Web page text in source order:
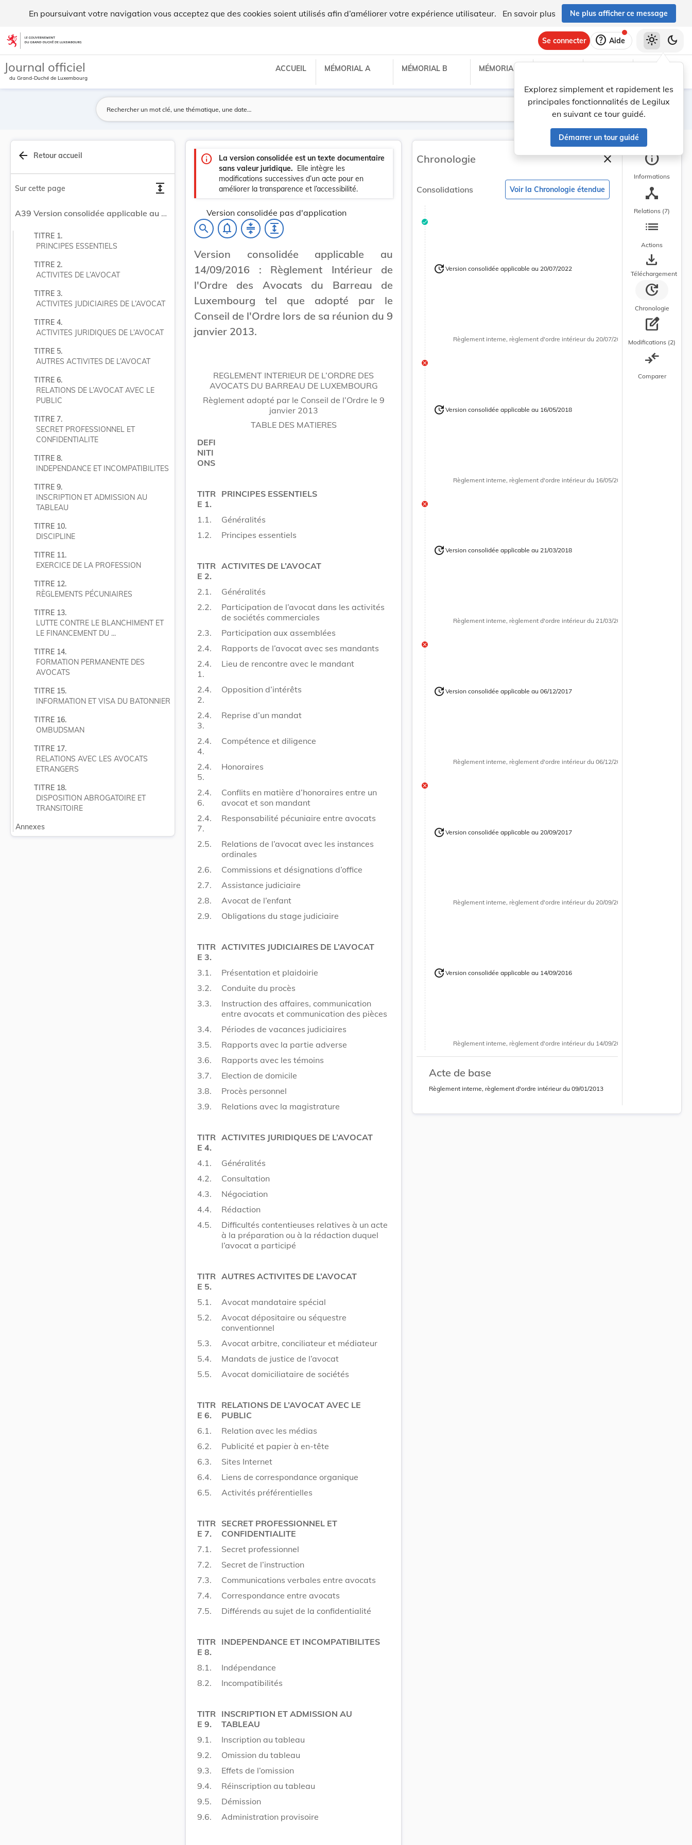
En poursuivant votre navigation vous acceptez que des cookies soient utilisés afin d’améliorer votre expérience utilisateur. En savoir plus Ne plus afficher ce message
Aller au contenu
Se connecter help Aide
Explorez simplement et rapidement les
principales fonctionnalités de Legilux
en suivant ce tour guidé.
Démarrer un tour guidé
light_mode dark_mode
Journal officiel
du Grand-Duché de Luxembourg
ACCUEIL MÉMORIAL A MÉMORIAL B MÉMORIAL C
Lancer la recherche
Filtres
arrow_back Retour accueil
Sur cette page expand
A39 Version consolidée applicable au 14/09/2016 : Règlement Intérieur de l'Ordre des Avocats du Barreau de Luxembourg tel que adopté par le Conseil de l'Ordre lors de sa réunion du 9 janvier 2013.
TITRE 1.
PRINCIPES ESSENTIELS
TITRE 2.
ACTIVITES DE L’AVOCAT
TITRE 3.
ACTIVITES JUDICIAIRES DE L’AVOCAT
TITRE 4.
ACTIVITES JURIDIQUES DE L’AVOCAT
TITRE 5.
AUTRES ACTIVITES DE L’AVOCAT
TITRE 6.
RELATIONS DE L’AVOCAT AVEC LE
PUBLIC
TITRE 7.
SECRET PROFESSIONNEL ET
CONFIDENTIALITE
TITRE 8.
INDEPENDANCE ET INCOMPATIBILITES
TITRE 9.
INSCRIPTION ET ADMISSION AU
TABLEAU
TITRE 10.
DISCIPLINE
TITRE 11.
EXERCICE DE LA PROFESSION
TITRE 12.
RÈGLEMENTS PÉCUNIAIRES
TITRE 13.
LUTTE CONTRE LE BLANCHIMENT ET
LE FINANCEMENT DU ...
TITRE 14.
FORMATION PERMANENTE DES
AVOCATS
TITRE 15.
INFORMATION ET VISA DU BATONNIER
TITRE 16.
OMBUDSMAN
TITRE 17.
RELATIONS AVEC LES AVOCATS
ETRANGERS
TITRE 18.
DISPOSITION ABROGATOIRE ET
TRANSITOIRE
Annexes
info
La version consolidée est un texte documentaire
sans valeur juridique. Elle intègre les
modifications successives d’un acte pour en
améliorer la transparence et l’accessibilité.
Version consolidée pas d'application
search notifications_none compress expand
Version consolidée applicable au
14/09/2016 : Règlement Intérieur de
l'Ordre des Avocats du Barreau de
Luxembourg tel que adopté par le
Conseil de l'Ordre lors de sa réunion du 9
janvier 2013.
REGLEMENT INTERIEUR DE L’ORDRE DES
AVOCATS DU BARREAU DE LUXEMBOURG
Règlement adopté par le Conseil de l’Ordre le 9
janvier 2013
TABLE DES MATIERES
DEFI
NITI
ONS
TITR
E 1.
PRINCIPES ESSENTIELS
1.1.
Généralités
1.2.
Principes essentiels
TITR
E 2.
ACTIVITES DE L’AVOCAT
2.1.
Généralités
2.2.
Participation de l’avocat dans les activités
de sociétés commerciales
2.3.
Participation aux assemblées
2.4.
Rapports de l’avocat avec ses mandants
2.4.
1.
Lieu de rencontre avec le mandant
2.4.
2.
Opposition d’intérêts
2.4.
3.
Reprise d’un mandat
2.4.
4.
Compétence et diligence
2.4.
5.
Honoraires
2.4.
6.
Conflits en matière d’honoraires entre un
avocat et son mandant
2.4.
7.
Responsabilité pécuniaire entre avocats
2.5.
Relations de l’avocat avec les instances
ordinales
2.6.
Commissions et désignations d’office
2.7.
Assistance judiciaire
2.8.
Avocat de l’enfant
2.9.
Obligations du stage judiciaire
TITR
E 3.
ACTIVITES JUDICIAIRES DE L’AVOCAT
3.1.
Présentation et plaidoirie
3.2.
Conduite du procès
3.3.
Instruction des affaires, communication
entre avocats et communication des pièces
3.4.
Périodes de vacances judiciaires
3.5.
Rapports avec la partie adverse
3.6.
Rapports avec les témoins
3.7.
Election de domicile
3.8.
Procès personnel
3.9.
Relations avec la magistrature
TITR
E 4.
ACTIVITES JURIDIQUES DE L’AVOCAT
4.1.
Généralités
4.2.
Consultation
4.3.
Négociation
4.4.
Rédaction
4.5.
Difficultés contentieuses relatives à un acte
à la préparation ou à la rédaction duquel
l’avocat a participé
TITR
E 5.
AUTRES ACTIVITES DE L’AVOCAT
5.1.
Avocat mandataire spécial
5.2.
Avocat dépositaire ou séquestre
conventionnel
5.3.
Avocat arbitre, conciliateur et médiateur
5.4.
Mandats de justice de l’avocat
5.5.
Avocat domiciliataire de sociétés
TITR
E 6.
RELATIONS DE L’AVOCAT AVEC LE
PUBLIC
6.1.
Relation avec les médias
6.2.
Publicité et papier à en-tête
6.3.
Sites Internet
6.4.
Liens de correspondance organique
6.5.
Activités préférentielles
TITR
E 7.
SECRET PROFESSIONNEL ET
CONFIDENTIALITE
7.1.
Secret professionnel
7.2.
Secret de l’instruction
7.3.
Communications verbales entre avocats
7.4.
Correspondance entre avocats
7.5.
Différends au sujet de la confidentialité
TITR
E 8.
INDEPENDANCE ET INCOMPATIBILITES
8.1.
Indépendance
8.2.
Incompatibilités
TITR
E 9.
INSCRIPTION ET ADMISSION AU
TABLEAU
9.1.
Inscription au tableau
9.2.
Omission du tableau
9.3.
Effets de l’omission
9.4.
Réinscription au tableau
9.5.
Démission
9.6.
Administration provisoire
Chronologie closeFermer la barre
Consolidations Voir la Chronologie étendue
Version consolidée en cours d’application
update Version consolidée applicable au 20/07/2022
Règlement interne, règlement d'ordre intérieurdu 20/07/2022
Version consolidée obsolète
update Version consolidée applicable au 16/05/2018
Règlement interne, règlement d'ordre intérieurdu 16/05/2018
Version consolidée obsolète
update Version consolidée applicable au 21/03/2018
Règlement interne, règlement d'ordre intérieurdu 21/03/2018
Version consolidée obsolète
update Version consolidée applicable au 06/12/2017
Règlement interne, règlement d'ordre intérieurdu 06/12/2017
Version consolidée obsolète
update Version consolidée applicable au 20/09/2017
Règlement interne, règlement d'ordre intérieurdu 20/09/2017
Version courante
Version consolidée obsolète
update Version consolidée applicable au 14/09/2016
Règlement interne, règlement d'ordre intérieurdu 14/09/2016
Acte de base
Règlement interne, règlement d'ordre intérieurdu 09/01/2013
info
Informations
device_hub
Relations (7)
list
Actions
save_alt
Téléchargement
update
Chronologie
edit_square
Modifications (2)
compare_arrows
Comparer